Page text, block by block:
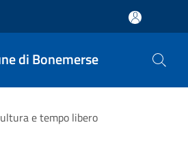
di Bonemerse
e tempo libero